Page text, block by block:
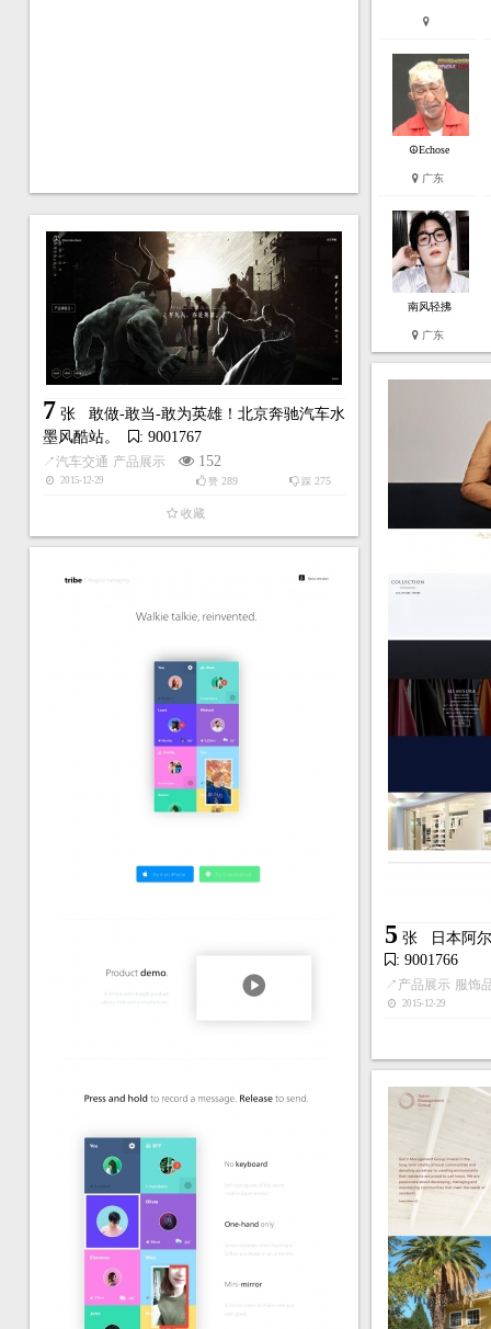
☮Echose
广东
南风轻拂
广东
7 张 敢做-敢当-敢为英雄！北京奔驰汽车水
墨风酷站。
: 9001767
↗汽车交通 产品展示 152
2015-12-29 踩 275
赞 289
收藏
5 张
日本阿
: 9001766
↗ 产品展示 服饰
2015-12-29